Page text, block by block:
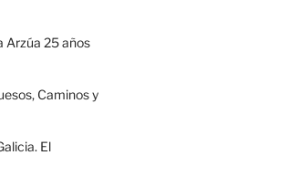
Arzúa 25 años
Caminos y
El